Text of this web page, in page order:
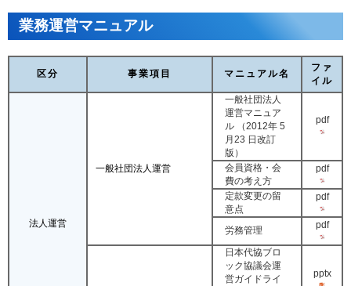
業務運営マニュアル
区分 事業項目 マニュアル名
ファ
イル
法人運営
一般社団法人運営
一般社団法人
運営マニュア
ル （2012年 5
月23 日改訂
版）
pdf
会員資格・会
費の考え方
pdf
定款変更の留
意点
pdf
労務管理
pdf
日本代協ブロ
ック協議会運
営ガイドライ
pptx